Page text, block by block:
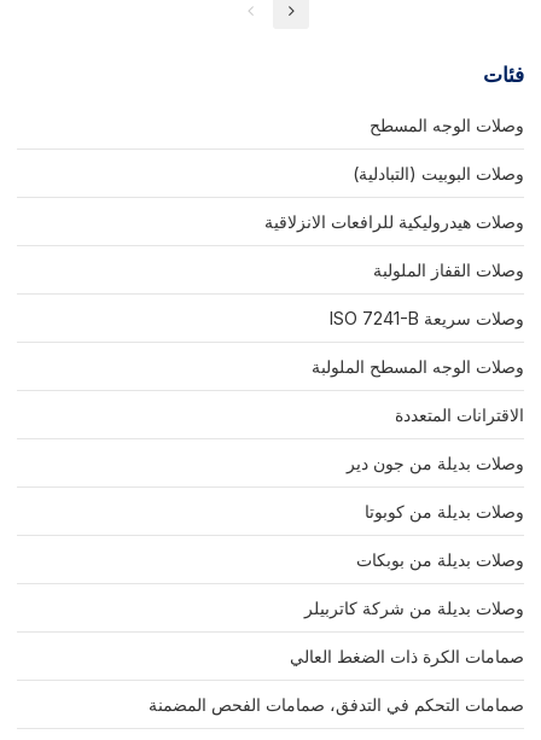
فئات
وصلات الوجه المسطح
وصلات البوبيت (التبادلية)
وصلات هيدروليكية للرافعات الانزلاقية
وصلات القفاز الملولبة
وصلات سريعة ISO 7241-B
وصلات الوجه المسطح الملولبة
الاقترانات المتعددة
وصلات بديلة من جون دير
وصلات بديلة من كوبوتا
وصلات بديلة من بوبكات
وصلات بديلة من شركة كاتربيلر
صمامات الكرة ذات الضغط العالي
صمامات التحكم في التدفق، صمامات الفحص المضمنة